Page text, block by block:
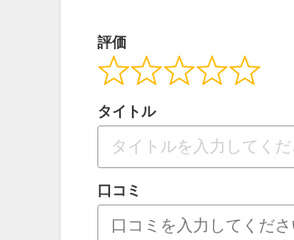
評価
タイトル
口コミ